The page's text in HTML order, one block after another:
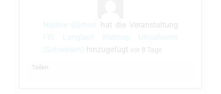
Nadine Gärtner hat die Veranstaltung
FIS Langlauf Weltcup Ulricehamn
(Schweden) hinzugefügt vor 8 Tage
Teilen